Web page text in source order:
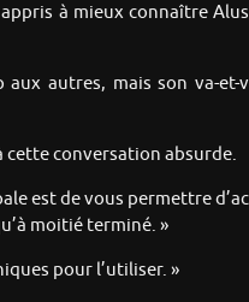
à mieux connaître
aux autres, mais son va-
cette conversation absurde.
est de vous permettre
moitié terminé. »
pour l’utiliser. »